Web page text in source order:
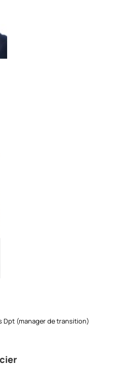
Dpt (manager de transition)